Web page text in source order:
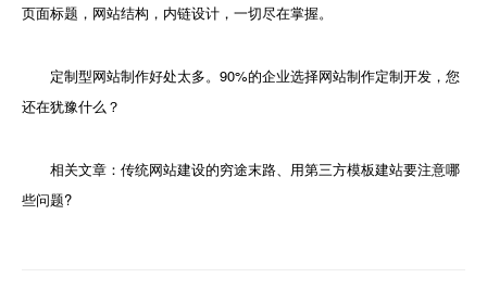
页面标题，网站结构，内链设计，一切尽在掌握。
定制型网站制作好处太多。90%的企业选择网站制作定制开发，您
还在犹豫什么？
相关文章：传统网站建设的穷途末路、用第三方模板建站要注意哪
些问题?